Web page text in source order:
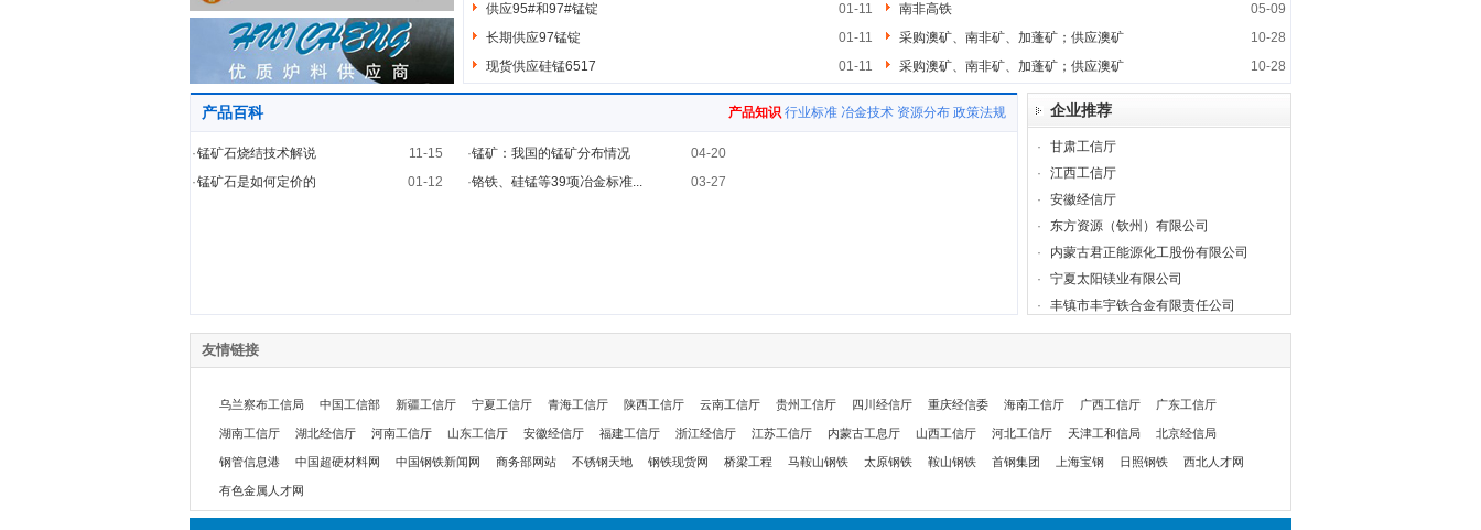
供应95#和97#锰锭
01-11
长期供应97锰锭
01-11
现货供应硅锰6517
01-11
南非高铁
05-09
采购澳矿、南非矿、加蓬矿；供应澳矿
10-28
采购澳矿、南非矿、加蓬矿；供应澳矿
10-28
产品百科 产品知识 行业标准 冶金技术 资源分布 政策法规
·锰矿石烧结技术解说
11-15
·锰矿石是如何定价的 01-12
·锰矿：我国的锰矿分布情况
04-20
·铬铁、硅锰等39项冶金标准... 03-27
企业推荐
·
甘肃工信厅
·
江西工信厅
·
安徽经信厅
·
东方资源（钦州）有限公司
·
内蒙古君正能源化工股份有限公司
·
宁夏太阳镁业有限公司
·
丰镇市丰宇铁合金有限责任公司
友情链接
乌兰察布工信局 中国工信部 新疆工信厅 宁夏工信厅 青海工信厅 陕西工信厅 云南工信厅 贵州工信厅 四川经信厅 重庆经信委 海南工信厅 广西工信厅 广东工信厅
湖南工信厅 湖北经信厅 河南工信厅 山东工信厅 安徽经信厅 福建工信厅 浙江经信厅 江苏工信厅 内蒙古工息厅 山西工信厅 河北工信厅 天津工和信局 北京经信局
钢管信息港 中国超硬材料网 中国钢铁新闻网 商务部网站 不锈钢天地 钢铁现货网 桥梁工程 马鞍山钢铁 太原钢铁 鞍山钢铁 首钢集团 上海宝钢 日照钢铁 西北人才网
有色金属人才网